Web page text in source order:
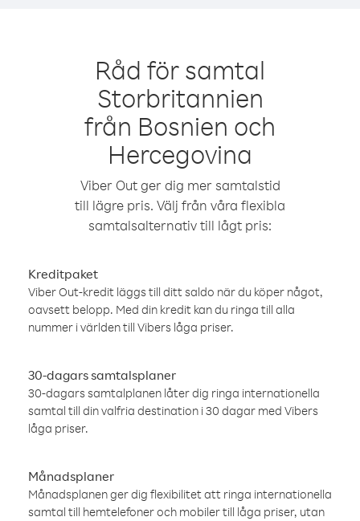
Råd för samtal
Storbritannien
från Bosnien och
Hercegovina
Viber Out ger dig mer samtalstid
till lägre pris. Välj från våra flexibla
samtalsalternativ till lågt pris:
Kreditpaket
Viber Out-kredit läggs till ditt saldo när du köper något,
oavsett belopp. Med din kredit kan du ringa till alla
nummer i världen till Vibers låga priser.
30-dagars samtalsplaner
30-dagars samtalplanen låter dig ringa internationella
samtal till din valfria destination i 30 dagar med Vibers
låga priser.
Månadsplaner
Månadsplanen ger dig flexibilitet att ringa internationella
samtal till hemtelefoner och mobiler till låga priser, utan